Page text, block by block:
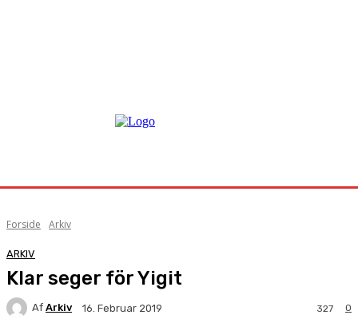
Forside Arkiv
ARKIV
Klar seger för Yigit
Af Arkiv 16. Februar 2019 0
327